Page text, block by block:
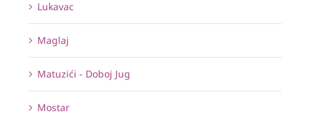
Lukavac
Maglaj
Matuzići - Doboj Jug
Mostar